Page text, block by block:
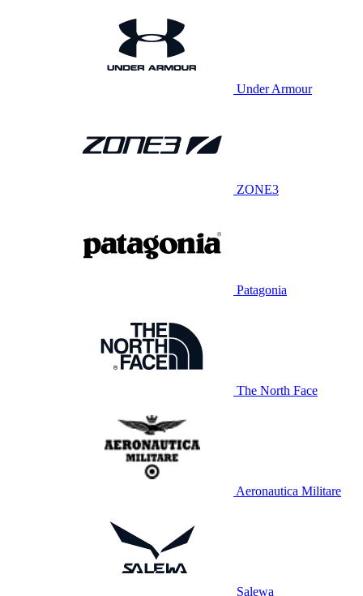
Under Armour
ZONE3
Patagonia
The North Face
Aeronautica Militare
Salewa